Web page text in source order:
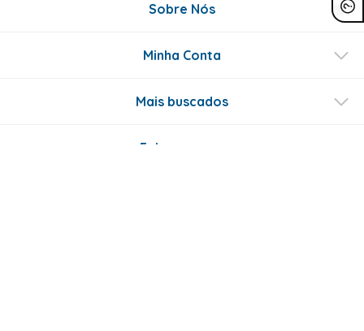
Sobre Nós
Minha Conta
Mais buscados
Fale conosco